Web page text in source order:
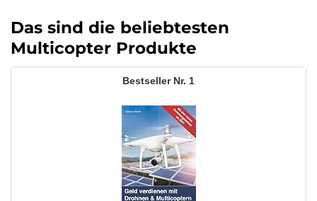
Das sind die beliebtesten
Multicopter Produkte
1